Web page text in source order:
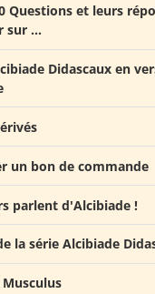
“De la fin de la
de l’Empire”
complète Alcibiade
Questions et leurs
sur ...
Didascaux en
un bon de commande
parlent d'Alcibiade !
en parlent - Livre d'0r
Exposé Alcibiade Didascaux
la série Alcibiade